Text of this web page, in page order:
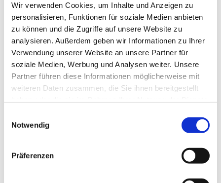
Wir verwenden Cookies, um Inhalte und Anzeigen zu
personalisieren, Funktionen für soziale Medien anbieten
zu können und die Zugriffe auf unsere Website zu
analysieren. Außerdem geben wir Informationen zu Ihrer
Verwendung unserer Website an unsere Partner für
soziale Medien, Werbung und Analysen weiter. Unsere
Partner führen diese Informationen möglicherweise mit
weiteren Daten zusammen, die Sie ihnen bereitgestellt
Notwendig
Präferenzen
8 - Kling Glöckchen
1. Kling, Glöckchen, klingelingeling,
kling, Glöckchen, kling!
Laßt mich ein, ihr Kinder,
ist so kalt der Winter,
öffnet mir die Türen,
laßt mich nicht erfrieren.
Kling, Glöckchen, klingelingeling,
kling, Glöckchen, kling!
kling, Glöckchen, kling!
macht mir auf das Stübchen,
bring’ euch milde Gaben,
kling, Glöckchen, kling!